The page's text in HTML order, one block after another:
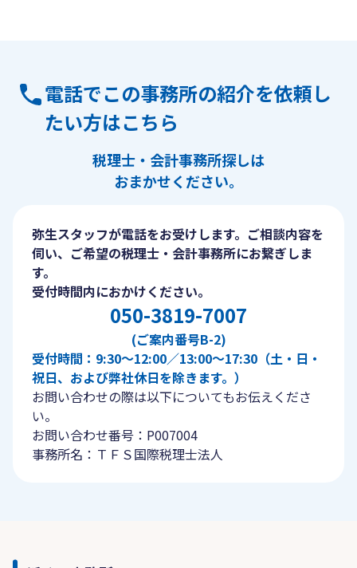
電話でこの事務所の紹介を依頼し
たい方はこちら
税理士・会計事務所探しは
おまかせください。
弥生スタッフが電話をお受けします。ご相談内容を
伺い、ご希望の税理士・会計事務所にお繋ぎしま
す。
受付時間内におかけください。
050-3819-7007
(ご案内番号B-2)
受付時間：9:30〜12:00／13:00〜17:30（土・日・
祝日、および弊社休日を除きます。）
お問い合わせの際は以下についてもお伝えくださ
い。
お問い合わせ番号：P007004
事務所名：ＴＦＳ国際税理士法人